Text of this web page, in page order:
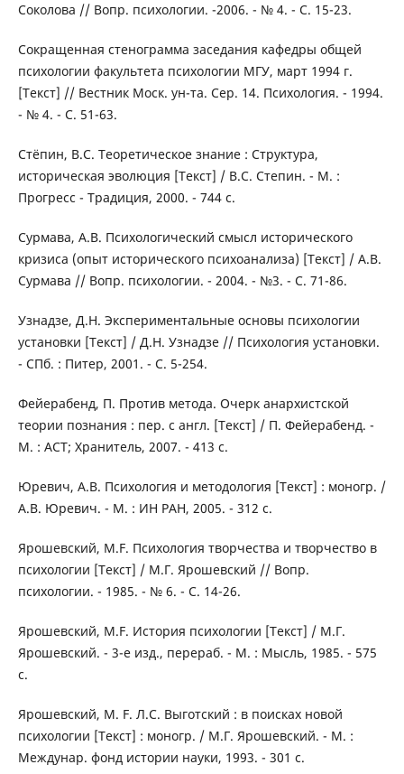
Соколова // Вопр. психологии. -2006. - № 4. - С. 15-23.
Сокращенная стенограмма заседания кафедры общей
психологии факультета психологии МГУ, март 1994 г.
[Текст] // Вестник Моск. ун-та. Сер. 14. Психология. - 1994.
- № 4. - C. 51-63.
Стёпин, В.С. Теоретическое знание : Структура,
историческая эволюция [Текст] / В.С. Степин. - М. :
Прогресс - Традиция, 2000. - 744 с.
Сурмава, А.В. Психологический смысл исторического
кризиса (опыт исторического психоанализа) [Текст] / А.В.
Сурмава // Вопр. психологии. - 2004. - №3. - С. 71-86.
Узнадзе, Д.Н. Экспериментальные основы психологии
установки [Текст] / Д.Н. Узнадзе // Психология установки.
- СПб. : Питер, 2001. - С. 5-254.
Фейерабенд, П. Против метода. Очерк анархистской
теории познания : пер. с англ. [Текст] / П. Фейерабенд. -
М. : АСТ; Хранитель, 2007. - 413 с.
Юревич, А.В. Психология и методология [Текст] : моногр. /
А.В. Юревич. - М. : ИН РАН, 2005. - 312 с.
Ярошевский, M.F. Психология творчества и творчество в
психологии [Текст] / М.Г. Ярошевский // Вопр.
психологии. - 1985. - № 6. - С. 14-26.
Ярошевский, M.F. История психологии [Текст] / М.Г.
Ярошевский. - 3-е изд., перераб. - М. : Мысль, 1985. - 575
с.
Ярошевский, M. F. Л.С. Выготский : в поисках новой
психологии [Текст] : моногр. / М.Г. Ярошевский. - М. :
Междунар. фонд истории науки, 1993. - 301 с.